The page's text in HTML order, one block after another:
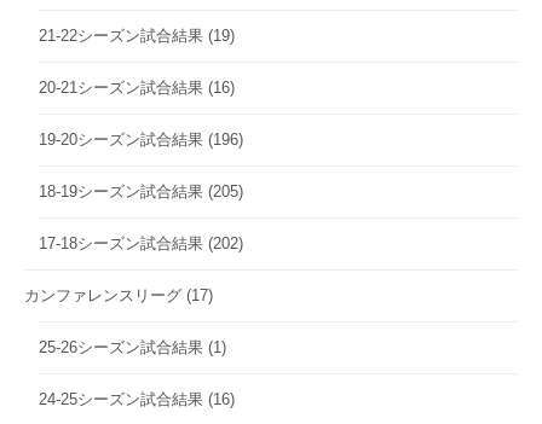
21-22シーズン試合結果 (19)
20-21シーズン試合結果 (16)
19-20シーズン試合結果 (196)
18-19シーズン試合結果 (205)
17-18シーズン試合結果 (202)
カンファレンスリーグ (17)
25-26シーズン試合結果 (1)
24-25シーズン試合結果 (16)